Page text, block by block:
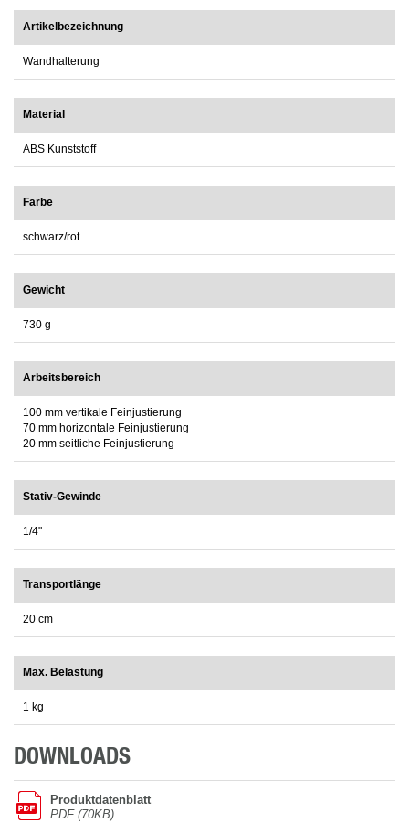
Artikelbezeichnung
Wandhalterung
Material
ABS Kunststoff
Farbe
schwarz/rot
Gewicht
730 g
Arbeitsbereich
100 mm vertikale Feinjustierung
70 mm horizontale Feinjustierung
20 mm seitliche Feinjustierung
Stativ-Gewinde
1/4"
Transportlänge
20 cm
Max. Belastung
1 kg
DOWNLOADS
Produktdatenblatt
PDF (70KB)